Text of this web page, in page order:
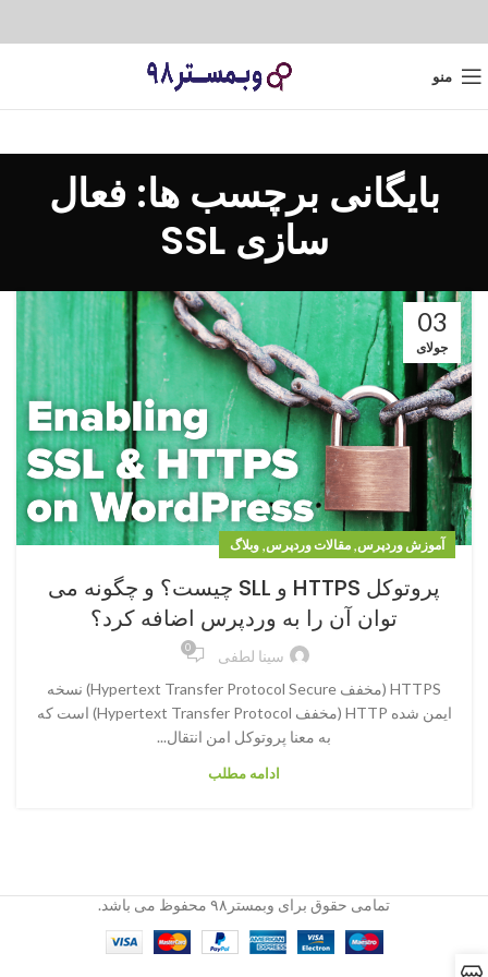
منو
بایگانی برچسب ها: فعال
سازی SSL
03
جولای
آموزش وردپرس, مقالات وردپرس, وبلاگ
پروتوکل HTTPS و SLL چیست؟ و چگونه می
توان آن را به وردپرس اضافه کرد؟
سینا لطفی 0
HTTPS (مخفف Hypertext Transfer Protocol Secure) نسخه
ایمن شده HTTP (مخفف Hypertext Transfer Protocol) است که
به معنا پروتوکل امن انتقال...
ادامه مطلب
تمامی حقوق برای وبمستر۹۸ محفوظ می باشد.